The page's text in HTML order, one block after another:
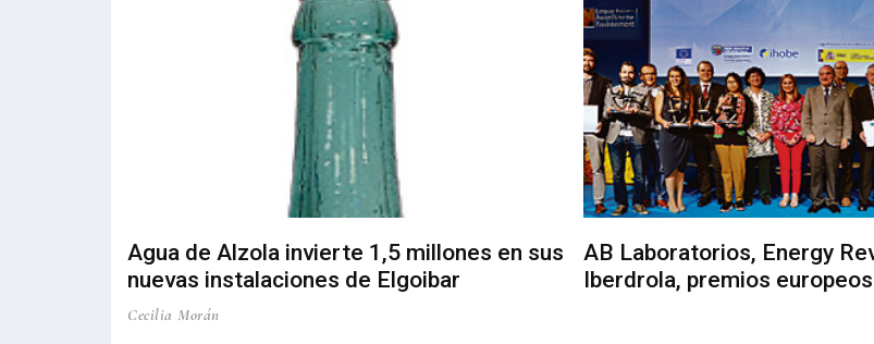
Agua de Alzola invierte 1,5 millones en sus
nuevas instalaciones de Elgoibar
Cecilia Morán
AB Laboratorios, Energy
Iberdrola, premios europeos